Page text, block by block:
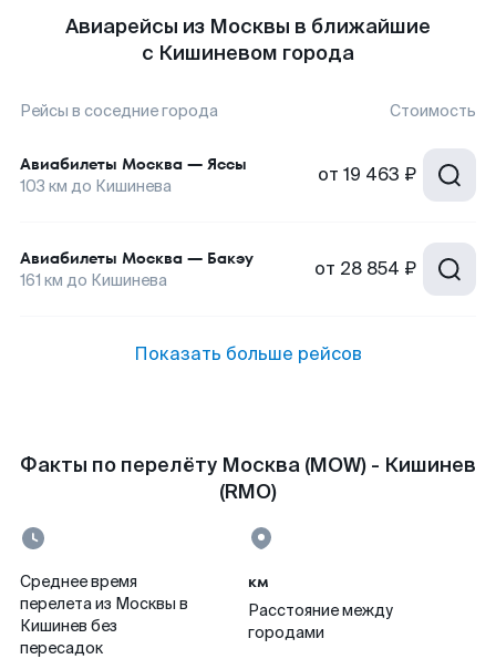
Авиарейсы из Москвы в ближайшие
с Кишиневом города
Рейсы в соседние города Стоимость
Авиабилеты Москва — Яссы
103 км до Кишинева от 19 463 ₽
Авиабилеты Москва — Бакэу
161 км до Кишинева от 28 854 ₽
Показать больше рейсов
Факты по перелёту Москва (MOW) - Кишинев
(RMO)
Среднее время
перелета из Москвы в
Кишинев без
пересадок
км
Расстояние между
городами